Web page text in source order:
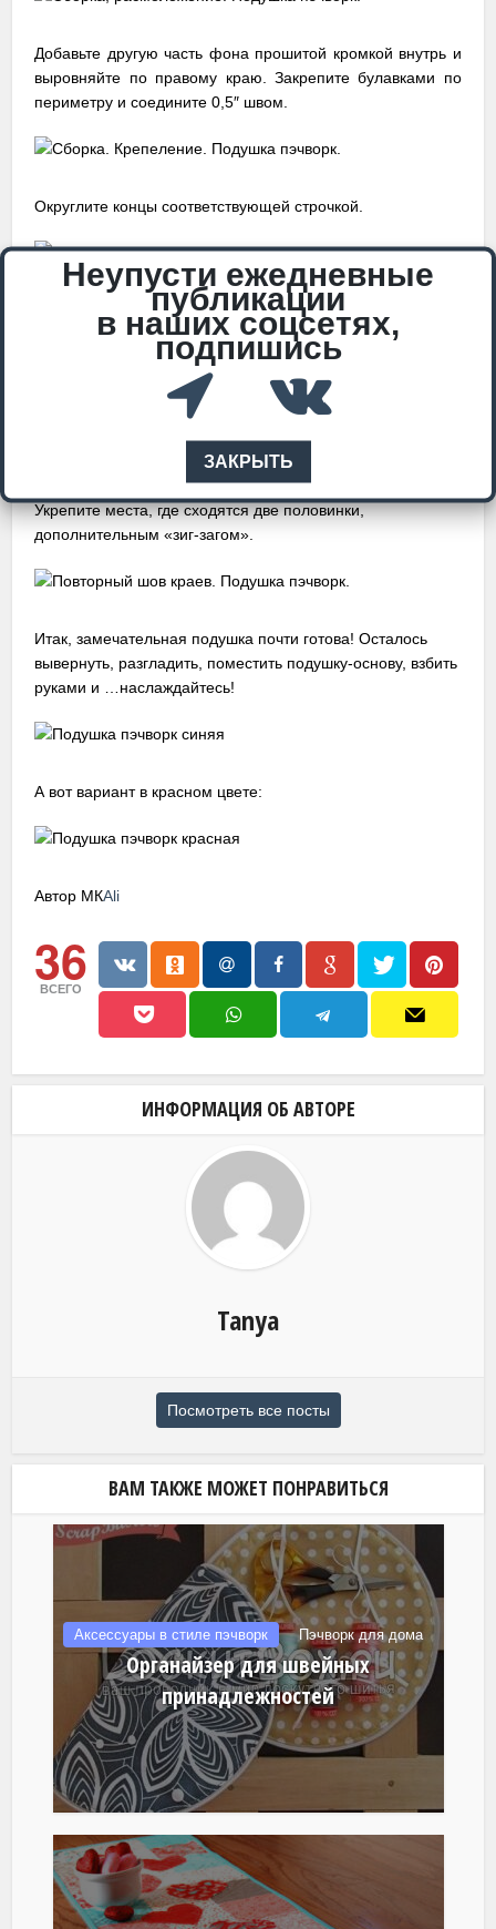
Добавьте другую часть фона прошитой кромкой внутрь и
выровняйте по правому краю. Закрепите булавками по
периметру и соедините 0,5″ швом.
Округлите концы соответствующей строчкой.
На этом этапе хорошо бы вывернуть подушку и
убедиться, что все хорошо сделано. Теперь смело
обрезайте все лишнее.
Обработайте края швом «зиг-заг» и обрежьте припуски.
Укрепите места, где сходятся две половинки,
дополнительным «зиг-загом».
Итак, замечательная подушка почти готова! Осталось
вывернуть, разгладить, поместить подушку-основу, взбить
руками и …наслаждайтесь!
А вот вариант в красном цвете:
Автор МКAli
36
ВСЕГО
ИНФОРМАЦИЯ ОБ АВТОРЕ
Tanya
Посмотреть все посты
ВАМ ТАКЖЕ МОЖЕТ ПОНРАВИТЬСЯ
Аксессуары в стиле пэчворк Пэчворк для дома
Органайзер для швейных
принадлежностей
Неупусти ежедневные
публикации
в наших соцсетях,
подпишись
ЗАКРЫТЬ